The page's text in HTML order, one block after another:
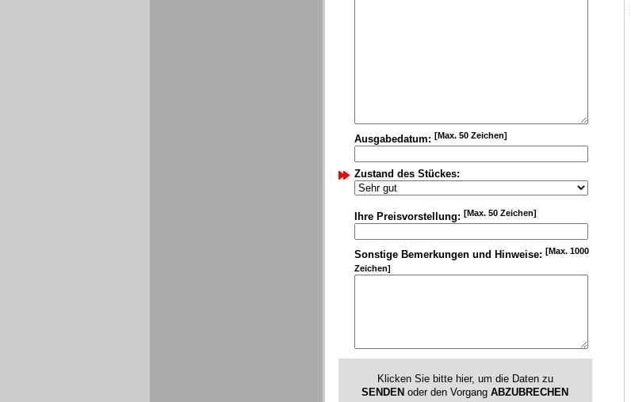
Ausgabedatum: [Max. 50 Zeichen]
Zustand des Stückes:
Ihre Preisvorstellung: [Max. 50 Zeichen]
Sonstige Bemerkungen und Hinweise: [Max. 1000
Zeichen]
Klicken Sie bitte hier, um die Daten zu
SENDEN oder den Vorgang ABZUBRECHEN